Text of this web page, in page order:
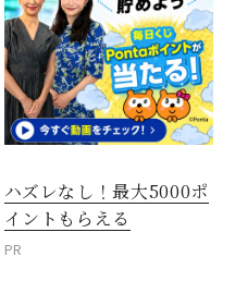
ハズレなし！最大5000ポ
イントもらえる
PR